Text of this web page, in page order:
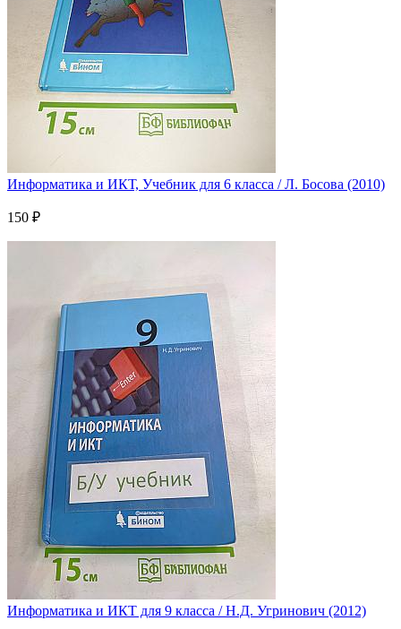
Информатика и ИКТ, Учебник для 6 класса / Л. Босова (2010)
150 ₽
Информатика и ИКТ для 9 класса / Н.Д. Угринович (2012)